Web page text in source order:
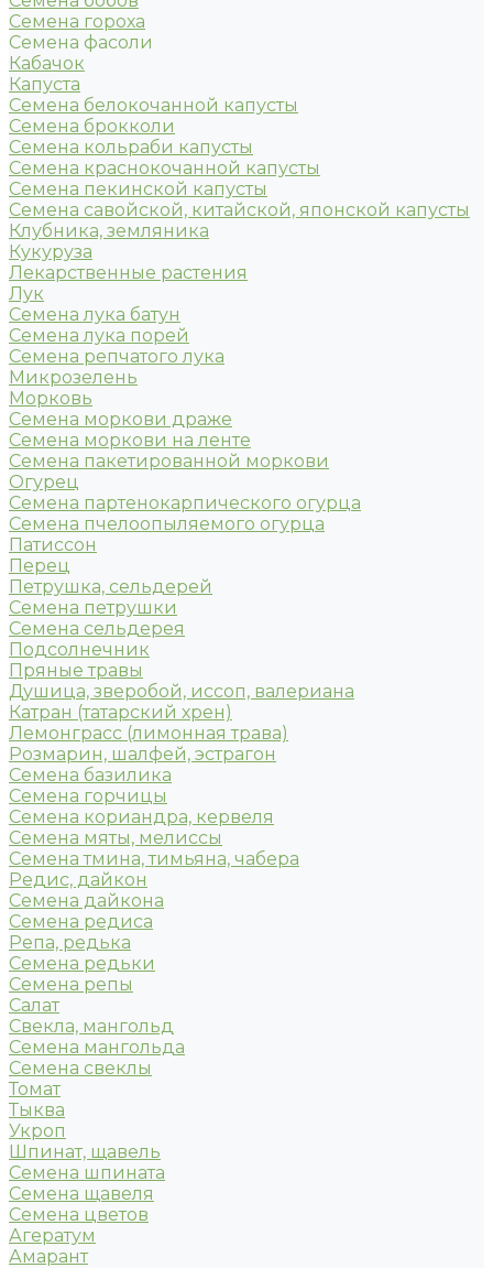
Семена гороха
Семена фасоли
Кабачок
Капуста
Семена белокочанной капусты
Семена брокколи
Семена кольраби капусты
Семена краснокочанной капусты
Семена пекинской капусты
Семена савойской, китайской, японской капусты
Клубника, земляника
Кукуруза
Лекарственные растения
Лук
Семена лука батун
Семена лука порей
Семена репчатого лука
Микрозелень
Морковь
Семена моркови драже
Семена моркови на ленте
Семена пакетированной моркови
Огурец
Семена партенокарпического огурца
Семена пчелоопыляемого огурца
Патиссон
Перец
Петрушка, сельдерей
Семена петрушки
Семена сельдерея
Подсолнечник
Пряные травы
Душица, зверобой, иссоп, валериана
Катран (татарский хрен)
Лемонграсс (лимонная трава)
Розмарин, шалфей, эстрагон
Семена базилика
Семена горчицы
Семена кориандра, кервеля
Семена мяты, мелиссы
Семена тмина, тимьяна, чабера
Редис, дайкон
Семена дайкона
Семена редиса
Репа, редька
Семена редьки
Семена репы
Салат
Свекла, мангольд
Семена мангольда
Семена свеклы
Томат
Тыква
Укроп
Шпинат, щавель
Семена шпината
Семена щавеля
Семена цветов
Агератум
Амарант